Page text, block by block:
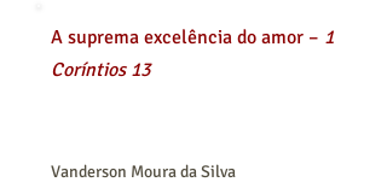
A suprema excelência do amor – 1
Coríntios 13
Vanderson Moura da Silva